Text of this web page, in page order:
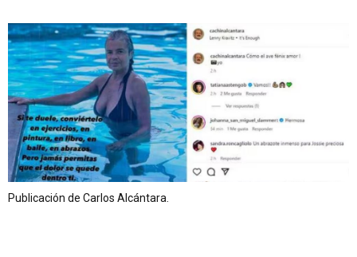
Publicación de Carlos Alcántara.